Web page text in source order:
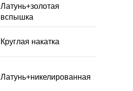
Латунь+золотая
вспышка
Круглая накатка
Латунь+никелированная